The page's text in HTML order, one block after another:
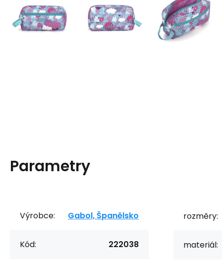
Parametry
Výrobce: Gabol, Španělsko
Kód: 222038
rozměry:
materiál: